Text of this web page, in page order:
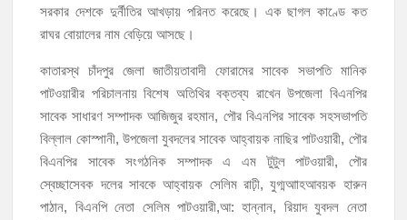
সরকার দেশকে দুর্নীতির আখড়ায় পরিনত করেছে। এক ছাগল কাণ্ডে কত
রাঘর বোয়ালের নাম বেড়িয়ে আসছে।
কাতারস্থ চাঁদপুর জেলা জাতীয়তাবাদী ফোরামের সাবেক সভাপতি মানিক
পাটওয়ারীর পরিচালনায় বিশেষ অতিথির বক্তব্য রাখেন উপজেলা বিএনপির
সাবেক সাধারণ সম্পাদক আজিজুর রহমান, পৌর বিএনপির সাবেক সহসভাপতি
বিল্লাল কোস্পানী, উপজেলা যুবদলের সাবেক আহ্বায়ক নাছির পাটওয়ারী, পৌর
বিএনপির সাবেক সংগঠনিক সম্পাদক এ এম টুটুল পাটওয়ারী, পৌর
স্বেচ্ছাসেবক দলের সাবকে আহ্বায়ক সেলিম রাঢ়ী, যুগ্মআাহআবয়ক হারুন
পাঠান, বিএনপি নেতা সেলিম পাটওয়ারী,আ: হান্নান, রিয়াদ যুবদল নেতা